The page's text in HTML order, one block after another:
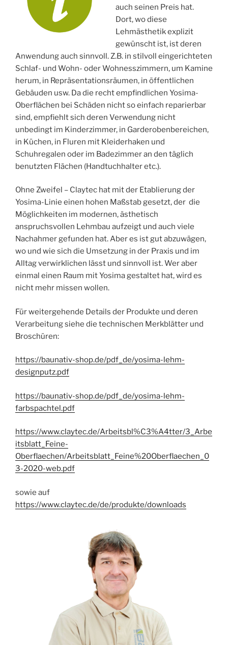
auch seinen Preis hat.
Dort, wo diese
Lehmästhetik explizit
gewünscht ist, ist deren
Anwendung auch sinnvoll. Z.B. in stilvoll eingerichteten
Schlaf- und Wohn- oder Wohnesszimmern, um Kamine
herum, in Repräsentationsräumen, in öffentlichen
Gebäuden usw. Da die recht empfindlichen Yosima-
Oberflächen bei Schäden nicht so einfach reparierbar
sind, empfiehlt sich deren Verwendung nicht
unbedingt im Kinderzimmer, in Garderobenbereichen,
in Küchen, in Fluren mit Kleiderhaken und
Schuhregalen oder im Badezimmer an den täglich
benutzten Flächen (Handtuchhalter etc.).
Ohne Zweifel – Claytec hat mit der Etablierung der
Yosima-Linie einen hohen Maßstab gesetzt, der die
Möglichkeiten im modernen, ästhetisch
anspruchsvollen Lehmbau aufzeigt und auch viele
Nachahmer gefunden hat. Aber es ist gut abzuwägen,
wo und wie sich die Umsetzung in der Praxis und im
Alltag verwirklichen lässt und sinnvoll ist. Wer aber
einmal einen Raum mit Yosima gestaltet hat, wird es
nicht mehr missen wollen.
Für weitergehende Details der Produkte und deren
Verarbeitung siehe die technischen Merkblätter und
Broschüren:
https://baunativ-shop.de/pdf_de/yosima-lehm-
designputz.pdf
https://baunativ-shop.de/pdf_de/yosima-lehm-
farbspachtel.pdf
https://www.claytec.de/Arbeitsbl%C3%A4tter/3_Arbe
itsblatt_Feine-
Oberflaechen/Arbeitsblatt_Feine%20Oberflaechen_0
3-2020-web.pdf
sowie auf
https://www.claytec.de/de/produkte/downloads